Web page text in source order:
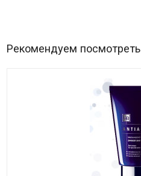
Рекомендуем посмотреть